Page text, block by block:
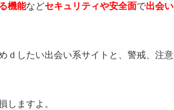
機能などセキュリティや安全面で出会い
ｄしたい出会い系サイトと、警戒、注意
しますよ。